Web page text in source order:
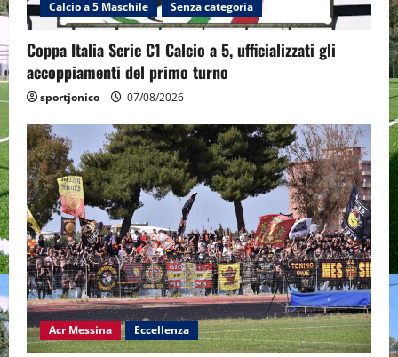
Calcio a 5 Maschile Senza categoria
Coppa Italia Serie C1 Calcio a 5, ufficializzati gli
accoppiamenti del primo turno
sportjonico 07/08/2026
Acr Messina Eccellenza